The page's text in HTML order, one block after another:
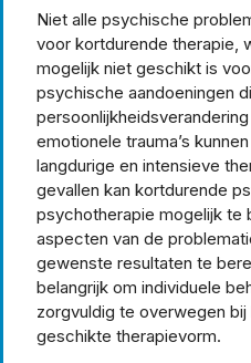
Niet alle psychische
voor kortdurende therapie,
mogelijk niet geschikt is
psychische aandoeningen
emotionele trauma’s
langdurige en intensieve
gevallen kan kortdurende
psychotherapie mogelijk te
aspecten van de
gewenste resultaten te
belangrijk om individuele
zorgvuldig te overwegen
geschikte therapievorm.